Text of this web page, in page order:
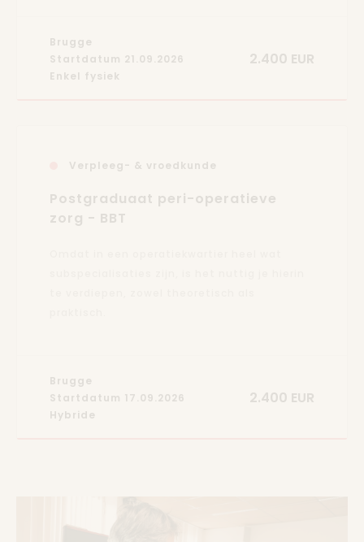
Brugge
Startdatum 21.09.2026
Enkel fysiek
2.400 EUR
Verpleeg- & vroedkunde
Postgraduaat peri-operatieve
zorg - BBT
Brugge
Startdatum 17.09.2026
Hybride
2.400 EUR